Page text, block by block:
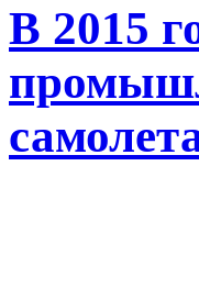
В 2015